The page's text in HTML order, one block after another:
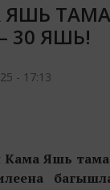
ЯШЬ
30 ЯШЬ!
- 17:13
КамаЯшь